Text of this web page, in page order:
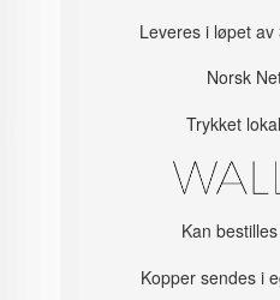
Leveres i løpet
Norsk
Trykket
Kan
Kopper sendes i